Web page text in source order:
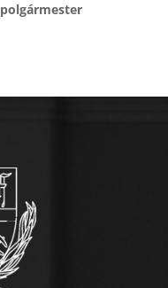
polgármester